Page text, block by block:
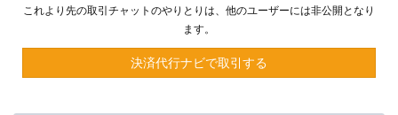
これより先の取引チャットのやりとりは、他のユーザーには非公開となり
ます。
決済代行ナビで取引する